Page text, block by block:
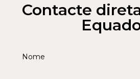
Contacte
Nome